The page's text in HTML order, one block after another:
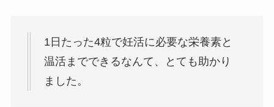
1日たった4粒で妊活に必要な栄養素と
温活までできるなんて、とても助かり
ました。